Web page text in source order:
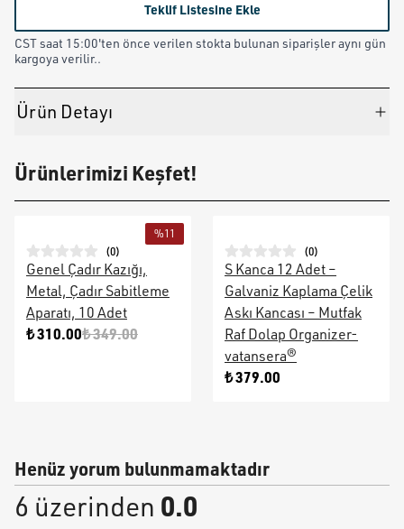
Teklif Listesine Ekle
CST saat 15:00'ten önce verilen stokta bulunan siparişler aynı gün
kargoya verilir..
Ürün Detayı
Ürünlerimizi Keşfet!
%11
(0)
Genel Çadır Kazığı,
Metal, Çadır Sabitleme
Aparatı, 10 Adet
₺ 310.00₺ 349.00
(0)
S Kanca 12 Adet –
Galvaniz Kaplama Çelik
Askı Kancası – Mutfak
Raf Dolap Organizer-
vatansera®
₺ 379.00
Henüz yorum bulunmamaktadır
6 üzerinden 0.0